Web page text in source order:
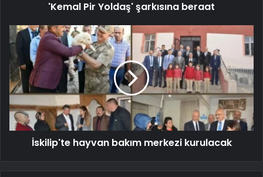
'Kemal Pir Yoldaş' şarkısına beraat
İskilip'te hayvan bakım merkezi kurulacak